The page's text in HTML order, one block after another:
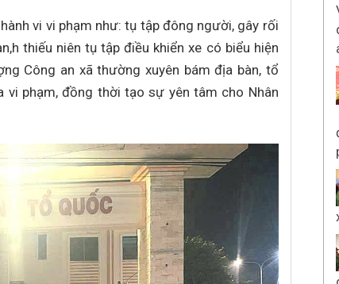
vi vi phạm như: tụ tập đông người, gây rối
thiếu niên tụ tập điều khiển xe có biểu hiện
Công an xã thường xuyên bám địa bàn, tổ
phạm, đồng thời tạo sự yên tâm cho Nhân